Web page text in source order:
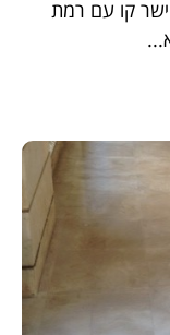
קו עם רמת